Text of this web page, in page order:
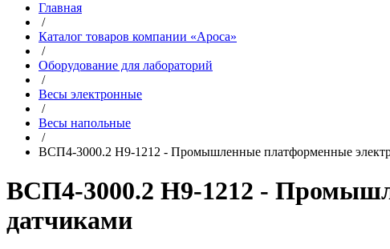
Главная
/
Каталог товаров компании «Ароса»
/
Оборудование для лабораторий
/
Весы электронные
/
Весы напольные
/
ВСП4-3000.2 Н9-1212 - Промышленные платформенные
ВСП4-3000.2 Н9-1212 -
датчиками